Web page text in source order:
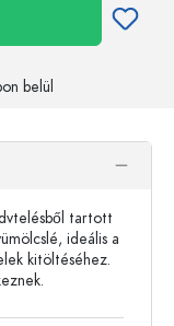
belül
tartott
ideális a
kitöltéséhez.